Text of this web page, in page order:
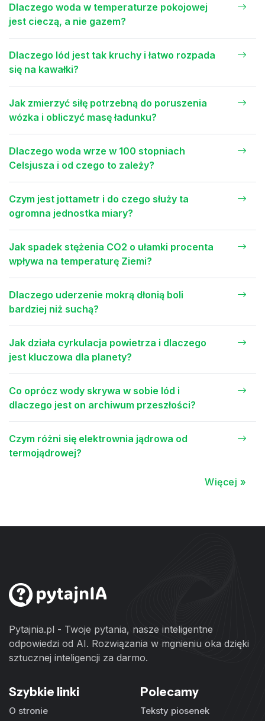
Dlaczego woda w temperaturze pokojowej
jest cieczą, a nie gazem?
Dlaczego lód jest tak kruchy i łatwo rozpada
się na kawałki?
Jak zmierzyć siłę potrzebną do poruszenia
wózka i obliczyć masę ładunku?
Dlaczego woda wrze w 100 stopniach
Celsjusza i od czego to zależy?
Czym jest jottametr i do czego służy ta
ogromna jednostka miary?
Jak spadek stężenia CO2 o ułamki procenta
wpływa na temperaturę Ziemi?
Dlaczego uderzenie mokrą dłonią boli
bardziej niż suchą?
Jak działa cyrkulacja powietrza i dlaczego
jest kluczowa dla planety?
Co oprócz wody skrywa w sobie lód i
dlaczego jest on archiwum przeszłości?
Czym różni się elektrownia jądrowa od
termojądrowej?
Więcej »
Pytajnia.pl - Twoje pytania, nasze inteligentne
odpowiedzi od AI. Rozwiązania w mgnieniu oka dzięki
sztucznej inteligencji za darmo.
Szybkie linki
O stronie
Polecamy
Teksty piosenek